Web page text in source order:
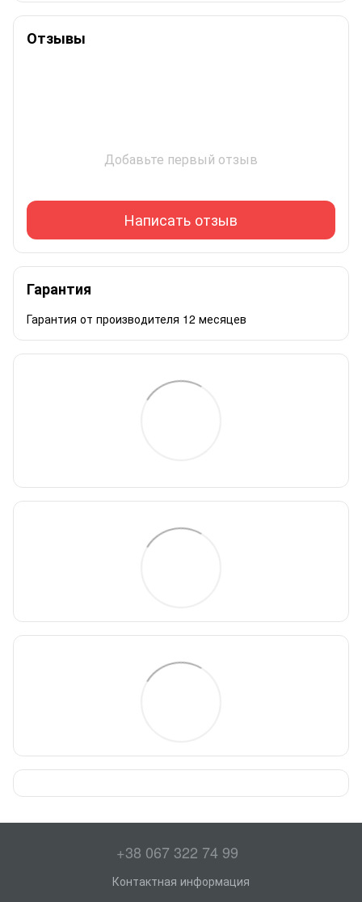
Отзывы
Добавьте первый отзыв
Написать отзыв
Гарантия
Гарантия от производителя 12 месяцев
+38 067 322 74 99
Контактная информация